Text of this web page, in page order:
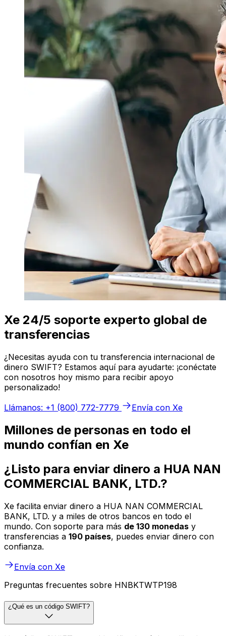
Xe 24/5 soporte experto global de
transferencias
¿Necesitas ayuda con tu transferencia internacional de
dinero SWIFT? Estamos aquí para ayudarte: ¡conéctate
con nosotros hoy mismo para recibir apoyo
personalizado!
Llámanos: +1 (800) 772-7779
Envía con Xe
Millones de personas en todo el
mundo confían en Xe
¿Listo para enviar dinero a HUA NAN
COMMERCIAL BANK, LTD.?
Xe facilita enviar dinero a HUA NAN COMMERCIAL
BANK, LTD. y a miles de otros bancos en todo el
mundo. Con soporte para más de 130 monedas y
transferencias a 190 países, puedes enviar dinero con
confianza.
Envía con Xe
Preguntas frecuentes sobre HNBKTWTP198
¿Qué es un código SWIFT?